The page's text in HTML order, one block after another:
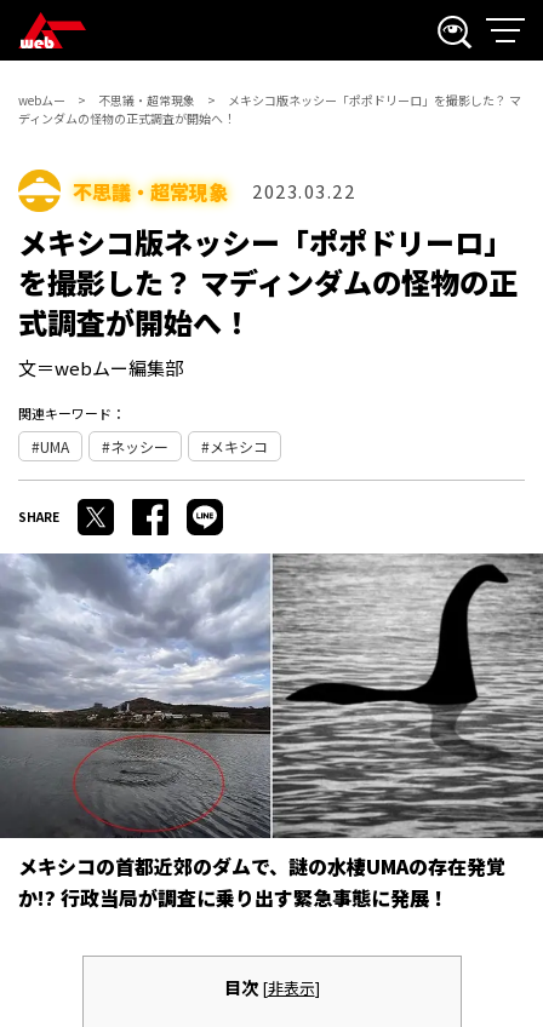
webムー 不思議・超常現象
メキシコ版ネッシー「ポポドリーロ」を撮影した？ マ
ディンダムの怪物の正式調査が開始へ！
不思議・超常現象 2023.03.22
メキシコ版ネッシー「ポポドリーロ」
を撮影した？ マディンダムの怪物の正
式調査が開始へ！
文＝webムー編集部
関連キーワード：
UMA ネッシー メキシコ
メキシコの首都近郊のダムで、謎の水棲UMAの存在発覚
か!? 行政当局が調査に乗り出す緊急事態に発展！
目次 [非表示]